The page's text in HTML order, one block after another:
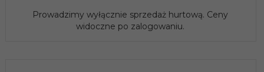
Prowadzimy wyłącznie sprzedaż hurtową. Ceny
widoczne po zalogowaniu.